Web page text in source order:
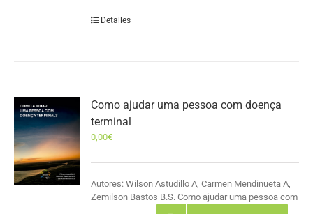
Detalles
Como ajudar uma pessoa com doença
terminal
0,00€
Autores: Wilson Astudillo A, Carmen Mendinueta A,
Zemilson Bastos B.S. Como ajudar uma pessoa com